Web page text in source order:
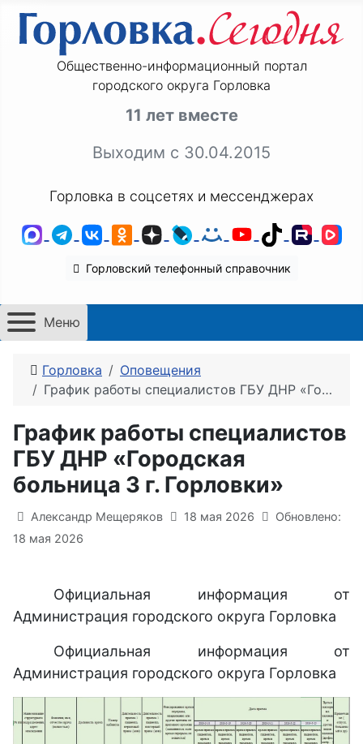
Общественно-информационный портал
городского округа Горловка
11 лет вместе
Выходим с 30.04.2015
Горловка в соцсетях и мессенджерах
MAXTelegram
ВКонтакте
Одноклассники
ДзенLiveJournal
Мой Мир
YouTube
TikTok
Горловский телефонный справочник
Меню
Горловка
Оповещения
График работы специалистов ГБУ ДНР «Городская больница 3 г. Горловки»
График работы специалистов
ГБУ ДНР «Городская
больница 3 г. Горловки»
Информация о материале
Александр Мещеряков 18 мая 2026
Обновлено:
18 мая 2026
Официальная информация от
Администрация городского округа Горловка
Официальная информация от
Администрация городского округа Горловка